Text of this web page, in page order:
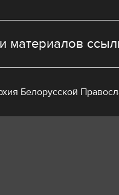
материалов
Белорусской